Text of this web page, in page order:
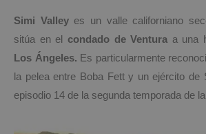
Simi Valleyes un valle californiano
sitúa en el condado de Ventura a una
Los Ángeles. Es particularmente
la pelea entre Boba Fett y un ejército de
episodio 14 de la segunda temporada de